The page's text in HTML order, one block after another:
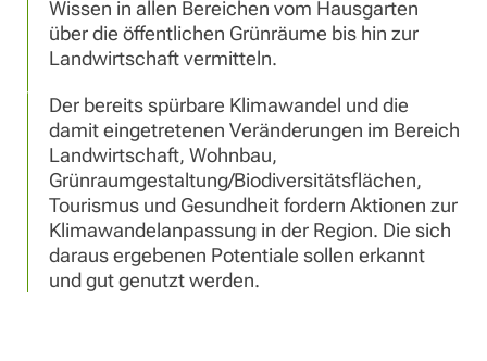
Wissen in allen Bereichen vom Hausgarten
über die öffentlichen Grünräume bis hin zur
Landwirtschaft vermitteln.
Der bereits spürbare Klimawandel und die
damit eingetretenen Veränderungen im Bereich
Landwirtschaft, Wohnbau,
Grünraumgestaltung/Biodiversitätsflächen,
Tourismus und Gesundheit fordern Aktionen zur
Klimawandelanpassung in der Region. Die sich
daraus ergebenen Potentiale sollen erkannt
und gut genutzt werden.